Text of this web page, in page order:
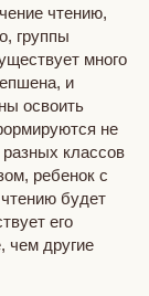
чтению,
группы
много
и
освоить
не
классов
ребенок с
будет
его
чем другие